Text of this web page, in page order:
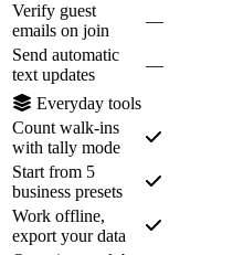
Verify guest
emails on join
—
Send automatic
text updates
—
Everyday tools
Count walk-ins
with tally mode
Start from 5
business presets
Work offline,
export your data